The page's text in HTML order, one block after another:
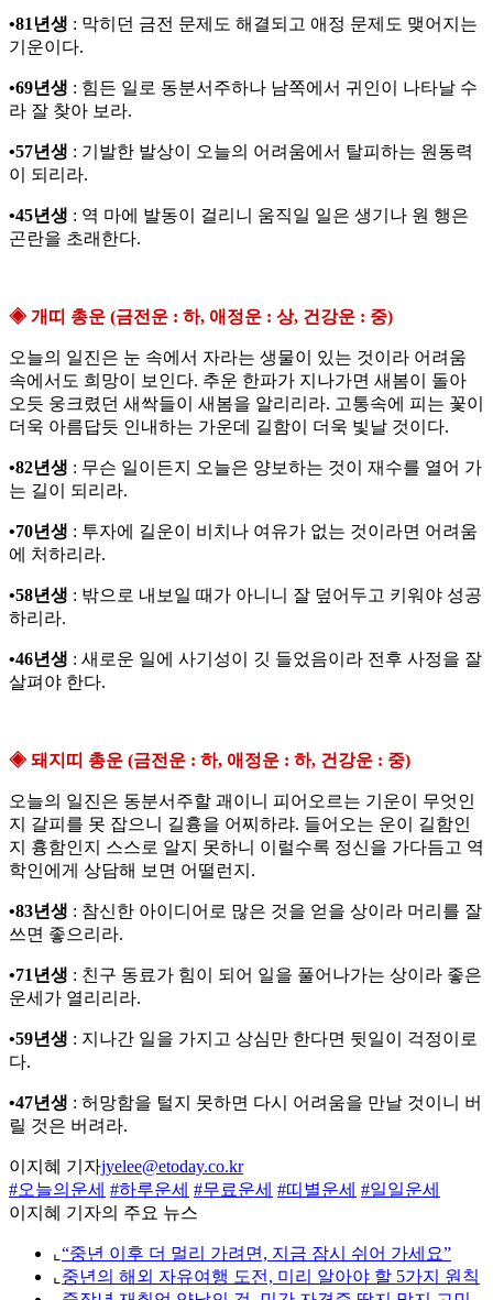
•81년생 : 막히던 금전 문제도 해결되고 애정 문제도 맺어지는
기운이다.
•69년생 : 힘든 일로 동분서주하나 남쪽에서 귀인이 나타날 수
라 잘 찾아 보라.
•57년생 : 기발한 발상이 오늘의 어려움에서 탈피하는 원동력
이 되리라.
•45년생 : 역 마에 발동이 걸리니 움직일 일은 생기나 원 행은
곤란을 초래한다.
◈ 개띠 총운 (금전운 : 하, 애정운 : 상, 건강운 : 중)
오늘의 일진은 눈 속에서 자라는 생물이 있는 것이라 어려움
속에서도 희망이 보인다. 추운 한파가 지나가면 새봄이 돌아
오듯 웅크렸던 새싹들이 새봄을 알리리라. 고통속에 피는 꽃이
더욱 아름답듯 인내하는 가운데 길함이 더욱 빛날 것이다.
•82년생 : 무슨 일이든지 오늘은 양보하는 것이 재수를 열어 가
는 길이 되리라.
•70년생 : 투자에 길운이 비치나 여유가 없는 것이라면 어려움
에 처하리라.
•58년생 : 밖으로 내보일 때가 아니니 잘 덮어두고 키워야 성공
하리라.
•46년생 : 새로운 일에 사기성이 깃 들었음이라 전후 사정을 잘
살펴야 한다.
◈ 돼지띠 총운 (금전운 : 하, 애정운 : 하, 건강운 : 중)
오늘의 일진은 동분서주할 괘이니 피어오르는 기운이 무엇인
지 갈피를 못 잡으니 길흉을 어찌하랴. 들어오는 운이 길함인
지 흉함인지 스스로 알지 못하니 이럴수록 정신을 가다듬고 역
학인에게 상담해 보면 어떨런지.
•83년생 : 참신한 아이디어로 많은 것을 얻을 상이라 머리를 잘
쓰면 좋으리라.
•71년생 : 친구 동료가 힘이 되어 일을 풀어나가는 상이라 좋은
운세가 열리리라.
•59년생 : 지나간 일을 가지고 상심만 한다면 뒷일이 걱정이로
다.
•47년생 : 허망함을 털지 못하면 다시 어려움을 만날 것이니 버
릴 것은 버려라.
이지혜 기자jyelee@etoday.co.kr
#오늘의운세 #하루운세 #무료운세 #띠별운세 #일일운세
이지혜 기자의 주요 뉴스
⌞ “중년 이후 더 멀리 가려면, 지금 잠시 쉬어 가세요”
⌞ 중년의 해외 자유여행 도전, 미리 알아야 할 5가지 원칙